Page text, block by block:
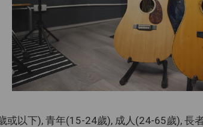
或以下), 青年(15-24歲), 成人(24-65歲), 長